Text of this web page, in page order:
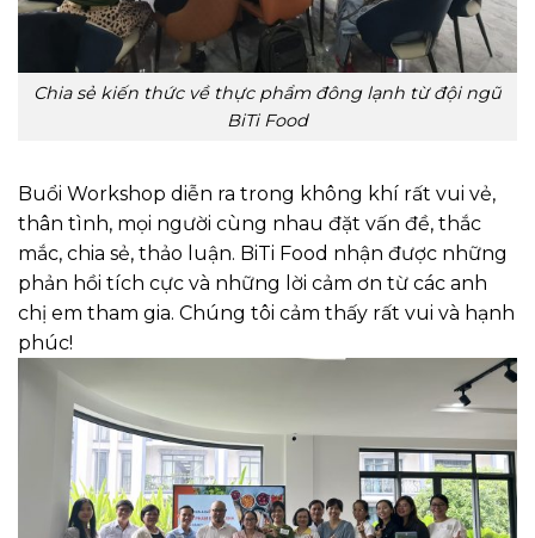
Chia sẻ kiến thức về thực phẩm đông lạnh từ đội ngũ
BiTi Food
Buổi Workshop diễn ra trong không khí rất vui vẻ,
thân tình, mọi người cùng nhau đặt vấn đề, thắc
mắc, chia sẻ, thảo luận. BiTi Food nhận được những
phản hồi tích cực và những lời cảm ơn từ các anh
chị em tham gia. Chúng tôi cảm thấy rất vui và hạnh
phúc!